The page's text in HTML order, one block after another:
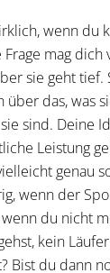
wenn du
Frage mag dich
sie geht tief.
über das, was
sind. Deine
Leistung
genau
wenn der
du nicht
kein
Bist du dann